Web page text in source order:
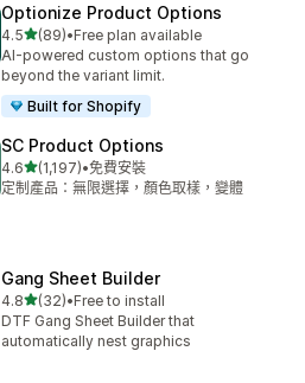
Optionize Product Options
4.5滿分 5 顆星
(89)
共有 89 則評價
•Free plan available
AI-powered custom options that go
beyond the variant limit.
Built for Shopify
SC Product Options
4.6滿分 5 顆星
(1,197)
共有 1197 則評價
•免費安裝
定制產品：無限選擇，顏色取樣，變體
Gang Sheet Builder
4.8滿分 5 顆星
(32)
共有 32 則評價
•Free to install
DTF Gang Sheet Builder that
automatically nest graphics